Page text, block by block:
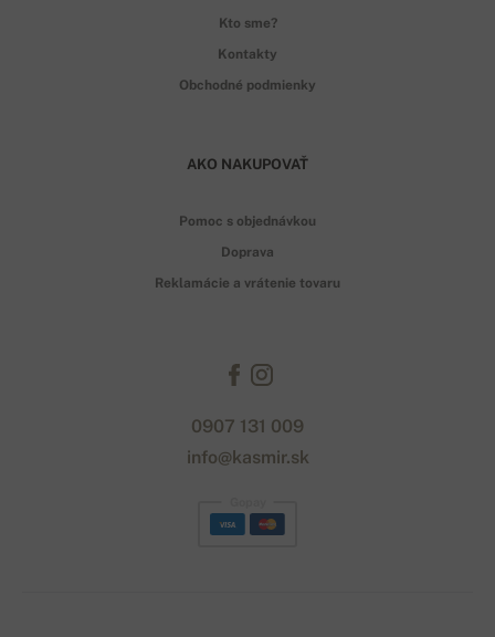
Kto sme?
Kontakty
Obchodné podmienky
AKO NAKUPOVAŤ
Pomoc s objednávkou
Doprava
Reklamácie a vrátenie tovaru
0907 131 009
info@kasmir.sk